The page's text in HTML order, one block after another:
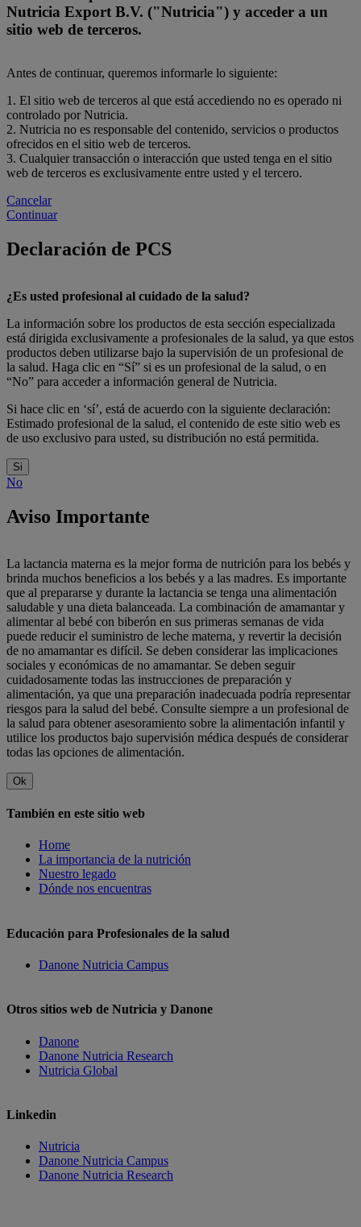
Nutricia Export B.V. ("Nutricia") y acceder a un
sitio web de terceros.
Antes de continuar, queremos informarle lo siguiente:
1. El sitio web de terceros al que está accediendo no es operado ni
controlado por Nutricia.
2. Nutricia no es responsable del contenido, servicios o productos
ofrecidos en el sitio web de terceros.
3. Cualquier transacción o interacción que usted tenga en el sitio
web de terceros es exclusivamente entre usted y el tercero.
Cancelar
Continuar
Declaración de PCS
¿Es usted profesional al cuidado de la salud?
La información sobre los productos de esta sección especializada
está dirigida exclusivamente a profesionales de la salud, ya que estos
productos deben utilizarse bajo la supervisión de un profesional de
la salud. Haga clic en “Sí” si es un profesional de la salud, o en
“No” para acceder a información general de Nutricia.
Si hace clic en ‘sí’, está de acuerdo con la siguiente declaración:
Estimado profesional de la salud, el contenido de este sitio web es
de uso exclusivo para usted, su distribución no está permitida.
Si
No
Aviso Importante
La lactancia materna es la mejor forma de nutrición para los bebés y
brinda muchos beneficios a los bebés y a las madres. Es importante
que al prepararse y durante la lactancia se tenga una alimentación
saludable y una dieta balanceada. La combinación de amamantar y
alimentar al bebé con biberón en sus primeras semanas de vida
puede reducir el suministro de leche materna, y revertir la decisión
de no amamantar es difícil. Se deben considerar las implicaciones
sociales y económicas de no amamantar. Se deben seguir
cuidadosamente todas las instrucciones de preparación y
alimentación, ya que una preparación inadecuada podría representar
riesgos para la salud del bebé. Consulte siempre a un profesional de
la salud para obtener asesoramiento sobre la alimentación infantil y
utilice los productos bajo supervisión médica después de considerar
todas las opciones de alimentación.
Ok
También en este sitio web
Home
La importancia de la nutrición
Nuestro legado
Dónde nos encuentras
Educación para Profesionales de la salud
Danone Nutricia Campus
Otros sitios web de Nutricia y Danone
Danone
Danone Nutricia Research
Nutricia Global
Linkedin
Nutricia
Danone Nutricia Campus
Danone Nutricia Research